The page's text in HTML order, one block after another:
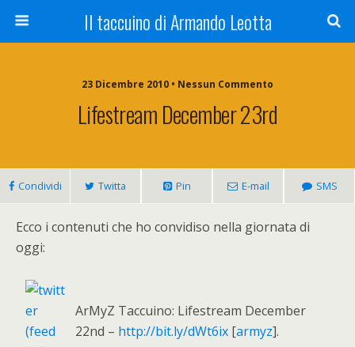
Il taccuino di Armando Leotta
23 Dicembre 2010 • Nessun Commento
Lifestream December 23rd
Condividi Twitta Pin E-mail SMS
Ecco i contenuti che ho convidiso nella giornata di
oggi:
ArMyZ Taccuino: Lifestream December
22nd – http://bit.ly/dWt6ix [armyz].